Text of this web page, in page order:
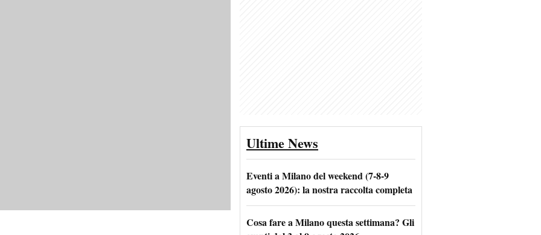
Ultime News
Eventi a Milano del weekend (7-8-9
agosto 2026): la nostra raccolta completa
Cosa fare a Milano questa settimana? Gli